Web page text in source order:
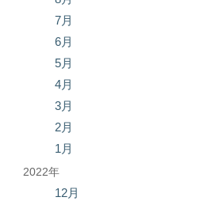
7月
6月
5月
4月
3月
2月
1月
2022年
12月